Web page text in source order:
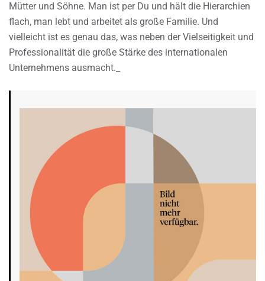
Mütter und Söhne. Man ist per Du und hält die Hierarchien
flach, man lebt und arbeitet als große Familie. Und
vielleicht ist es genau das, was neben der Vielseitigkeit und
Professionalität die große Stärke des internationalen
Unternehmens ausmacht._